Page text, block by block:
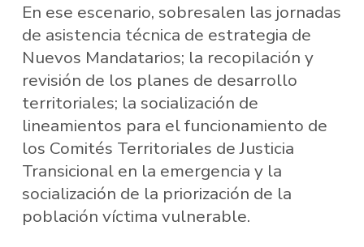
En ese escenario, sobresalen las jornadas
de asistencia técnica de estrategia de
Nuevos Mandatarios; la recopilación y
revisión de los planes de desarrollo
territoriales; la socialización de
lineamientos para el funcionamiento de
los Comités Territoriales de Justicia
Transicional en la emergencia y la
socialización de la priorización de la
población víctima vulnerable.